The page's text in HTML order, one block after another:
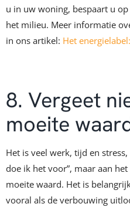
u in uw woning, bespaart u
het milieu. Meer informatie
in ons artikel: Het
8. Vergeet
moeite
Het is veel werk, tijd en
doe ik het voor”, maar aan
moeite waard. Het is
vooral als de verbouwing